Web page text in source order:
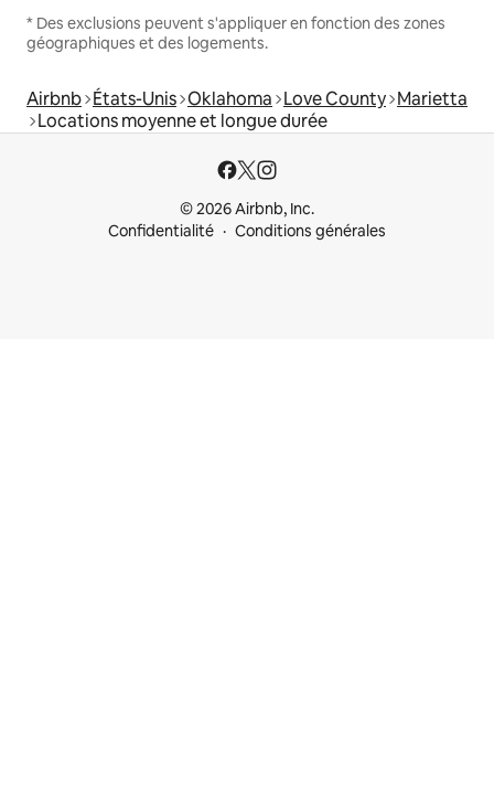
* Des exclusions peuvent s'appliquer en fonction des zones
géographiques et des logements.
Airbnb États-Unis Oklahoma Love County Marietta
Locations moyenne et longue durée
© 2026 Airbnb, Inc.
Confidentialité
Conditions générales